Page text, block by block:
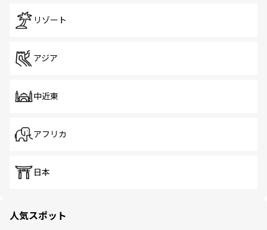
リゾート
アジア
中近東
アフリカ
日本
人気スポット